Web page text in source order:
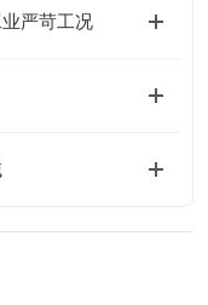
严苛工况